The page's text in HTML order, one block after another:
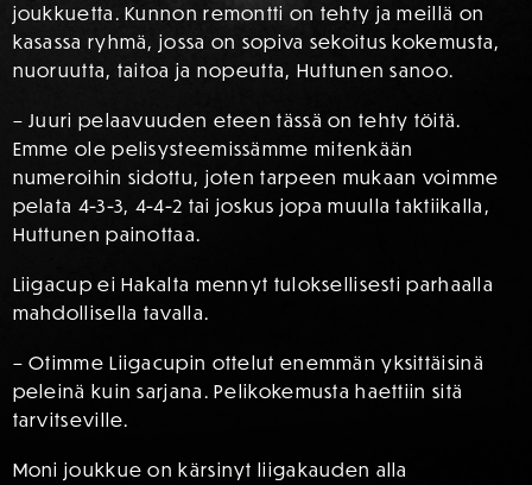
joukkuetta. Kunnon remontti on tehty ja meillä on
kasassa ryhmä, jossa on sopiva sekoitus kokemusta,
nuoruutta, taitoa ja nopeutta, Huttunen sanoo.
– Juuri pelaavuuden eteen tässä on tehty töitä.
Emme ole pelisysteemissämme mitenkään
numeroihin sidottu, joten tarpeen mukaan voimme
pelata 4-3-3, 4-4-2 tai joskus jopa muulla taktiikalla,
Huttunen painottaa.
Liigacup ei Hakalta mennyt tuloksellisesti parhaalla
mahdollisella tavalla.
– Otimme Liigacupin ottelut enemmän yksittäisinä
peleinä kuin sarjana. Pelikokemusta haettiin sitä
tarvitseville.
Moni joukkue on kärsinyt liigakauden alla